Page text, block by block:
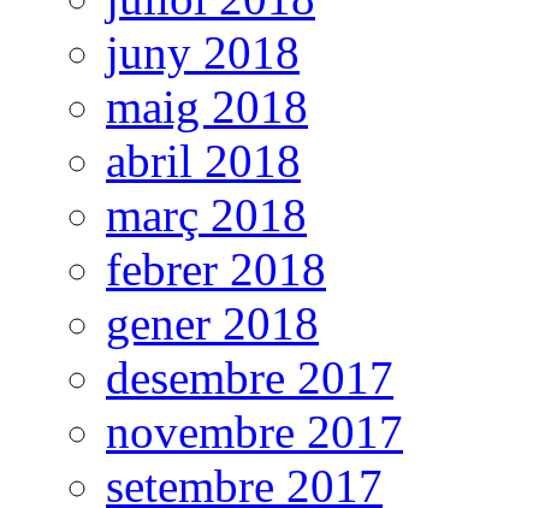
juny 2018
maig 2018
abril 2018
març 2018
febrer 2018
gener 2018
desembre 2017
novembre 2017
setembre 2017